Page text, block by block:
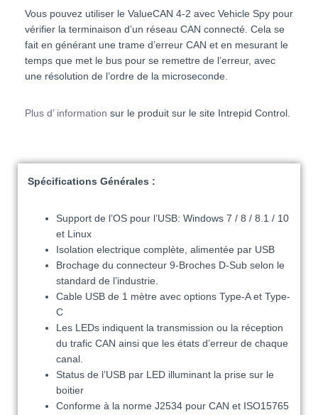
Vous pouvez utiliser le ValueCAN 4-2 avec Vehicle Spy pour
vérifier la terminaison d’un réseau CAN connecté. Cela se
fait en générant une trame d’erreur CAN et en mesurant le
temps que met le bus pour se remettre de l’erreur, avec
une résolution de l’ordre de la microseconde.
Plus d’ information sur le produit sur le site Intrepid Control.
Spécifications Générales :
Support de l’OS pour l’USB: Windows 7 / 8 / 8.1 / 10
et Linux
Isolation electrique complète, alimentée par USB
Brochage du connecteur 9-Broches D-Sub selon le
standard de l’industrie.
Cable USB de 1 mètre avec options Type-A et Type-
C
Les LEDs indiquent la transmission ou la réception
du trafic CAN ainsi que les états d’erreur de chaque
canal.
Status de l’USB par LED illuminant la prise sur le
boitier
Conforme à la norme J2534 pour CAN et ISO15765